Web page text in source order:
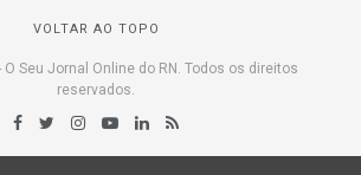
VOLTAR AO TOPO
O Seu Jornal Online do RN. Todos os direitos
reservados.